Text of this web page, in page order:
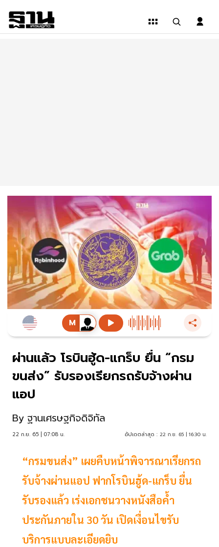
ผ่านแล้ว โรบินฮู้ด-แกร็บ ยื่น “กรม
ขนส่ง” รับรองเรียกรถรับจ้างผ่าน
แอป
By ฐานเศรษฐกิจดิจิทัล
22 ก.ย. 65 | 07:08 น. อัปเดตล่าสุด : 22 ก.ย. 65 | 16:30 น.
“กรมขนส่ง” เผยคืบหน้าพิจารณาเรียกรถ
รับจ้างผ่านแอป ฟากโรบินฮู้ด-แกร็บ ยื่น
รับรองแล้ว เร่งเอกชนวางหนังสือค้ำ
ประกันภายใน 30 วัน เปิดเงื่อนไขรับ
บริการแบบละเอียดยิบ